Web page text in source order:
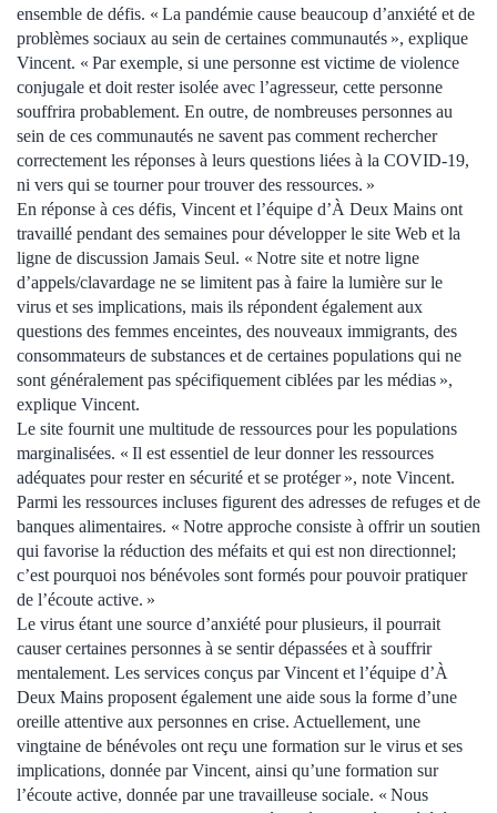
ensemble de défis. « La pandémie cause beaucoup d’anxiété et de
problèmes sociaux au sein de certaines communautés », explique
Vincent. « Par exemple, si une personne est victime de violence
conjugale et doit rester isolée avec l’agresseur, cette personne
souffrira probablement. En outre, de nombreuses personnes au
sein de ces communautés ne savent pas comment rechercher
correctement les réponses à leurs questions liées à la COVID-19,
ni vers qui se tourner pour trouver des ressources. »
En réponse à ces défis, Vincent et l’équipe d’À Deux Mains ont
travaillé pendant des semaines pour développer le site Web et la
ligne de discussion Jamais Seul. « Notre site et notre ligne
d’appels/clavardage ne se limitent pas à faire la lumière sur le
virus et ses implications, mais ils répondent également aux
questions des femmes enceintes, des nouveaux immigrants, des
consommateurs de substances et de certaines populations qui ne
sont généralement pas spécifiquement ciblées par les médias »,
explique Vincent.
Le site fournit une multitude de ressources pour les populations
marginalisées. « Il est essentiel de leur donner les ressources
adéquates pour rester en sécurité et se protéger », note Vincent.
Parmi les ressources incluses figurent des adresses de refuges et de
banques alimentaires. « Notre approche consiste à offrir un soutien
qui favorise la réduction des méfaits et qui est non directionnel;
c’est pourquoi nos bénévoles sont formés pour pouvoir pratiquer
de l’écoute active. »
Le virus étant une source d’anxiété pour plusieurs, il pourrait
causer certaines personnes à se sentir dépassées et à souffrir
mentalement. Les services conçus par Vincent et l’équipe d’À
Deux Mains proposent également une aide sous la forme d’une
oreille attentive aux personnes en crise. Actuellement, une
vingtaine de bénévoles ont reçu une formation sur le virus et ses
implications, donnée par Vincent, ainsi qu’une formation sur
l’écoute active, donnée par une travailleuse sociale. « Nous